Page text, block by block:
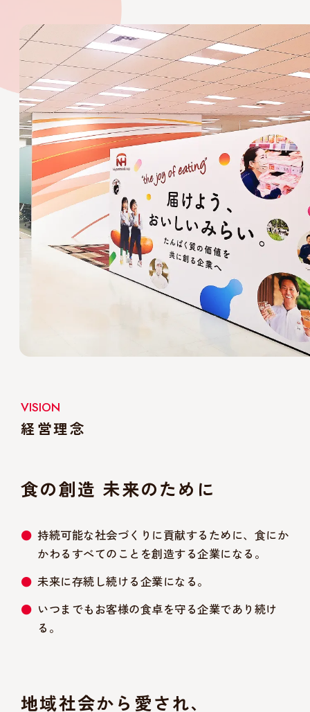
VISION
経営理念
食の創造 未来のために
持続可能な社会づくりに貢献するために、食にか
かわるすべてのことを創造する企業になる。
未来に存続し続ける企業になる。
いつまでもお客様の食卓を守る企業であり続け
る。
地域社会から愛され、